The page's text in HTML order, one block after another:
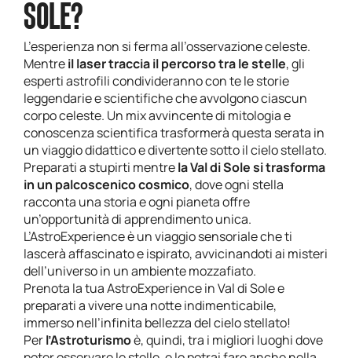
SOLE?
L’esperienza non si ferma all’osservazione celeste.
Mentreil laser traccia il percorso tra le stelle, gli
esperti astrofili condivideranno con te le storie
leggendarie e scientifiche che avvolgono ciascun
corpo celeste. Un mix avvincente di mitologia e
conoscenza scientifica trasformerà questa serata in
un viaggio didattico e divertente sotto il cielo stellato.
Preparati a stupirti mentrela Val di Sole si trasforma
in un palcoscenico cosmico, dove ogni stella
racconta una storia e ogni pianeta offre
un’opportunità di apprendimento unica.
L’AstroExperience è un viaggio sensoriale che ti
lascerà affascinato e ispirato, avvicinandoti ai misteri
dell’universo in un ambiente mozzafiato.
Prenota la tua AstroExperience in Val di Sole e
preparati a vivere una notte indimenticabile,
immerso nell’infinita bellezza del cielo stellato!
Perl’Astroturismoè, quindi, tra i migliori luoghi dove